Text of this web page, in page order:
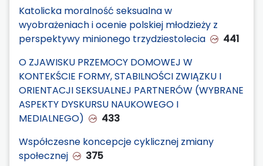
Katolicka moralność seksualna w
wyobrażeniach i ocenie polskiej młodzieży z
perspektywy minionego trzydziestolecia
441
O ZJAWISKU PRZEMOCY DOMOWEJ W
KONTEKŚCIE FORMY, STABILNOŚCI ZWIĄZKU I
ORIENTACJI SEKSUALNEJ PARTNERÓW (WYBRANE
ASPEKTY DYSKURSU NAUKOWEGO I
MEDIALNEGO)
433
Współczesne koncepcje cyklicznej zmiany
społecznej
375